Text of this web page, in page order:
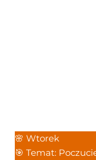
🌸 Wtorek
🎯 Temat: